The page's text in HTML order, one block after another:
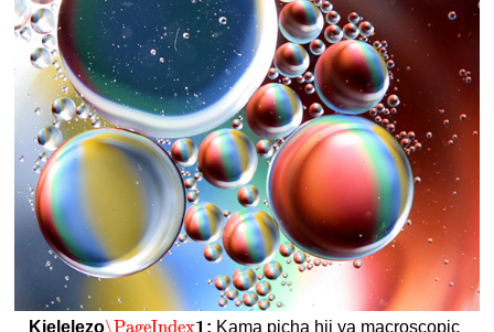
Kielelezo\PageIndex1
\PageIndex1 : Kama picha hii ya macroscopic